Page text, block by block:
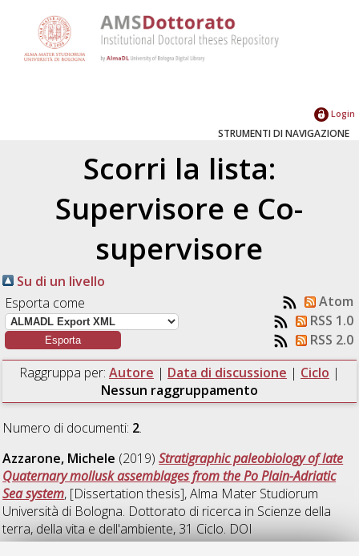
Login
STRUMENTI DI NAVIGAZIONE
Scorri la lista:
Supervisore e Co-
supervisore
Su di un livello
Esporta come
Atom
RSS 1.0
RSS 2.0
Raggruppa per: Autore | Data di discussione | Ciclo |
Nessun raggruppamento
Numero di documenti: 2.
Azzarone, Michele (2019)Stratigraphic paleobiology of late
Quaternary mollusk assemblages from the Po Plain-Adriatic
Sea system, [Dissertation thesis], Alma Mater Studiorum
Università di Bologna. Dottorato di ricerca in Scienze della
terra, della vita e dell'ambiente, 31 Ciclo. DOI
10.6092/unibo/amsdottorato/8807.